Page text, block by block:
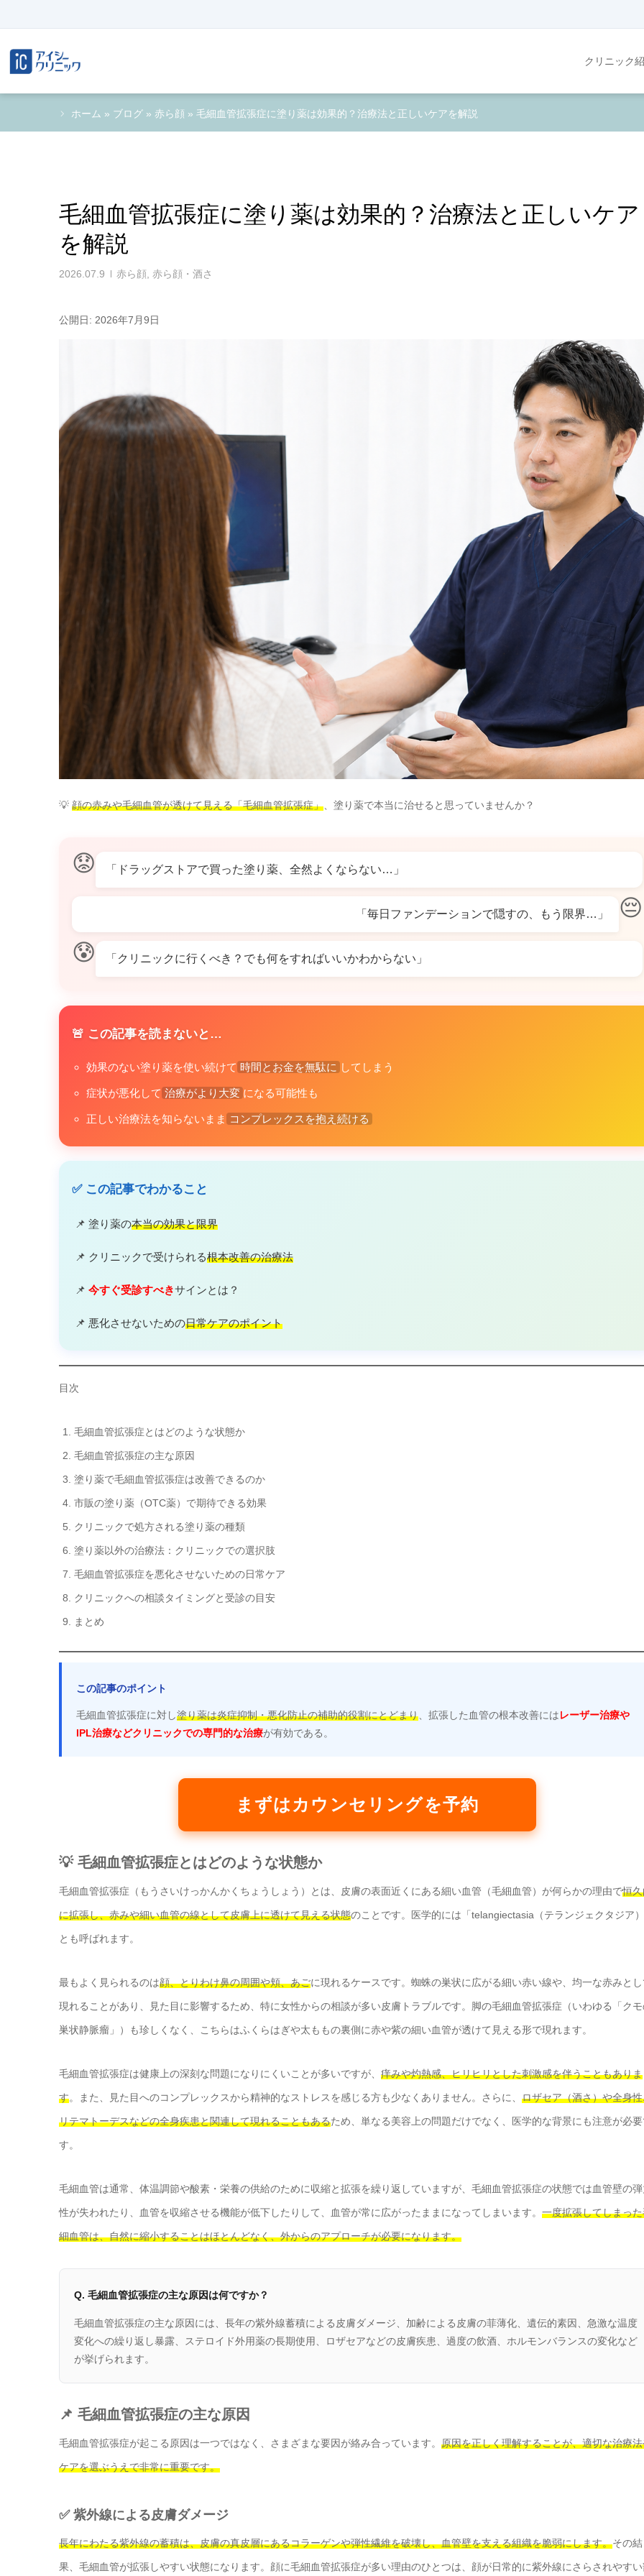
クリニック
ホーム » ブログ » 赤ら顔 » 毛細血管拡張症に塗り薬は効果的？治療法と正しいケアを解説
毛細血管拡張症に塗り薬は効果的？治療法と正しいケア
を解説
2026.07.9 赤ら顔 赤ら顔・酒さ
公開日: 2026年7月9日
💡 顔の赤みや毛細血管が透けて見える「毛細血管拡張症」 、塗り薬で本当に治せると思っていませんか？
😟 「ドラッグストアで買った塗り薬、全然よくならない…」
😔
「毎日ファンデーションで隠すの、もう限界…」
😰 「クリニックに行くべき？でも何をすればいいかわからない」
🚨 この記事を読まないと…
効果のない塗り薬を使い続けて 時間とお金を無駄に してしまう
症状が悪化して 治療がより大変 になる可能性も
正しい治療法を知らないまま コンプレックスを抱え続ける
✅ この記事でわかること
📌 塗り薬の本当の効果と限界
📌 クリニックで受けられる根本改善の治療法
📌 今すぐ受診すべきサインとは？
📌 悪化させないための日常ケアのポイント
目次
毛細血管拡張症とはどのような状態か
毛細血管拡張症の主な原因
塗り薬で毛細血管拡張症は改善できるのか
市販の塗り薬（OTC薬）で期待できる効果
クリニックで処方される塗り薬の種類
塗り薬以外の治療法：クリニックでの選択肢
毛細血管拡張症を悪化させないための日常ケア
クリニックへの相談タイミングと受診の目安
まとめ
この記事のポイント
毛細血管拡張症に対し塗り薬は炎症抑制・悪化防止の補助的役割にとどまり 、拡張した血管の根本改善にはレーザー治療や
IPL治療などクリニックでの専門的な治療が有効である。
まずはカウンセリングを予約
💡 毛細血管拡張症とはどのような状態か
毛細血管拡張症（もうさいけっかんかくちょうしょう）とは、皮膚の表面近くにある細い血管（毛細血管）が何らかの理由で恒
に拡張し、赤みや細い血管の線として皮膚上に透けて見える状態のことです。医学的には「telangiectasia（テランジェクタジア
とも呼ばれます。
最もよく見られるのは顔、とりわけ鼻の周囲や頬、あごに現れるケースです。蜘蛛の巣状に広がる細い赤い線や、均一な赤みと
現れることがあり、見た目に影響するため、特に女性からの相談が多い皮膚トラブルです。脚の毛細血管拡張症（いわゆる「ク
巣状静脈瘤」）も珍しくなく、こちらはふくらはぎや太ももの裏側に赤や紫の細い血管が透けて見える形で現れます。
毛細血管拡張症は健康上の深刻な問題になりにくいことが多いですが、 痒みや灼熱感、ヒリヒリとした刺激感を伴うこともありま
す。また、見た目へのコンプレックスから精神的なストレスを感じる方も少なくありません。さらに、 ロザセア（酒さ）や全身
リテマトーデスなどの全身疾患と関連して現れることもあるため、単なる美容上の問題だけでなく、医学的な背景にも注意が必
す。
毛細血管は通常、体温調節や酸素・栄養の供給のために収縮と拡張を繰り返していますが、毛細血管拡張症の状態では血管壁の
性が失われたり、血管を収縮させる機能が低下したりして、血管が常に広がったままになってしまいます。 一度拡張してしまっ
細血管は、自然に縮小することはほとんどなく、外からのアプローチが必要になります。
Q. 毛細血管拡張症の主な原因は何ですか？
毛細血管拡張症の主な原因には、長年の紫外線蓄積による皮膚ダメージ、加齢による皮膚の菲薄化、遺伝的素因、急激な温度
変化への繰り返し暴露、ステロイド外用薬の長期使用、ロザセアなどの皮膚疾患、過度の飲酒、ホルモンバランスの変化など
が挙げられます。
📌 毛細血管拡張症の主な原因
毛細血管拡張症が起こる原因は一つではなく、さまざまな要因が絡み合っています。 原因を正しく理解することが、適切な治療
ケアを選ぶうえで非常に重要です。
✅ 紫外線による皮膚ダメージ
長年にわたる紫外線の蓄積は、皮膚の真皮層にあるコラーゲンや弾性繊維を破壊し、血管壁を支える組織を脆弱にします。その結
果、毛細血管が拡張しやすい状態になります。顔に毛細血管拡張症が多い理由のひとつは、顔が日常的に紫外線にさらされやす